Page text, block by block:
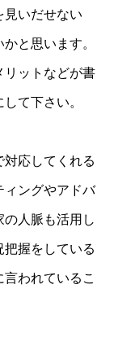
見いだせない
と思います。
リットなどが書
て下さい。
応してくれる
ィングやアドバ
人脈も活用し
握をしている
われているこ